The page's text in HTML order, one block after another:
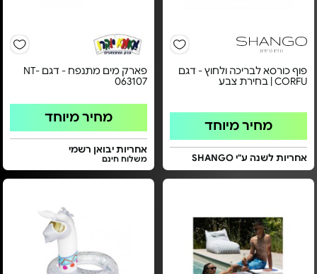
פוף כורסא לבריכה ולחוץ - דגם
CORFU | בחירת צבע
מחיר מיוחד
אחריות לשנה ע"י SHANGO
פארק מים מתנפח - דגם NT-
063107
מחיר מיוחד
אחריות יבואן רשמי
משלוח חינם